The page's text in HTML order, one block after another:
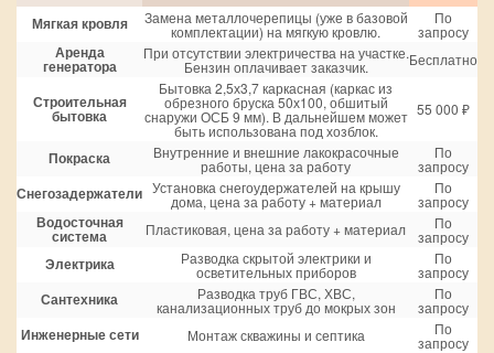
Мягкая кровля
Замена металлочерепицы (уже в базовой
комплектации) на мягкую кровлю.
По
запросу
Аренда
генератора
При отсутствии электричества на участке.
Бензин оплачивает заказчик. Бесплатно
Строительная
бытовка
Бытовка 2,5х3,7 каркасная (каркас из
обрезного бруска 50х100, обшитый
снаружи ОСБ 9 мм). В дальнейшем может
быть использована под хозблок.
55 000 ₽
Покраска Внутренние и внешние лакокрасочные
работы, цена за работу
По
запросу
Снегозадержатели Установка снегоудержателей на крышу
дома, цена за работу + материал
По
запросу
Водосточная
система Пластиковая, цена за работу + материал По
запросу
Электрика Разводка скрытой электрики и
осветительных приборов
По
запросу
Сантехника Разводка труб ГВС, ХВС,
канализационных труб до мокрых зон
По
запросу
Инженерные сети Монтаж скважины и септика По
запросу